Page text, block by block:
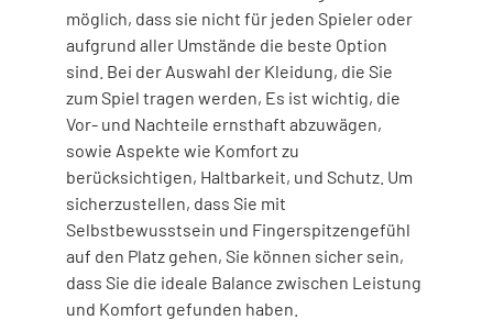
möglich, dass sie nicht für jeden Spieler oder
aufgrund aller Umstände die beste Option
sind. Bei der Auswahl der Kleidung, die Sie
zum Spiel tragen werden, Es ist wichtig, die
Vor- und Nachteile ernsthaft abzuwägen,
sowie Aspekte wie Komfort zu
berücksichtigen, Haltbarkeit, und Schutz. Um
sicherzustellen, dass Sie mit
Selbstbewusstsein und Fingerspitzengefühl
auf den Platz gehen, Sie können sicher sein,
dass Sie die ideale Balance zwischen Leistung
und Komfort gefunden haben.